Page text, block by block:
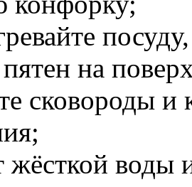
на
сковороды и
жёсткой воды